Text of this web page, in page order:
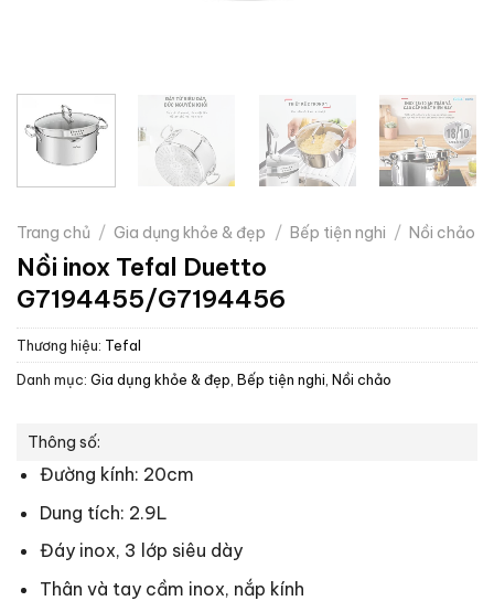
Trang chủ / Gia dụng khỏe & đẹp / Bếp tiện nghi / Nồi chảo
Nồi inox Tefal Duetto
G7194455/G7194456
Thương hiệu: Tefal
Danh mục: Gia dụng khỏe & đẹp, Bếp tiện nghi, Nồi chảo
Thông số:
Đường kính: 20cm
Dung tích: 2.9L
Đáy inox, 3 lớp siêu dày
Thân và tay cầm inox, nắp kính